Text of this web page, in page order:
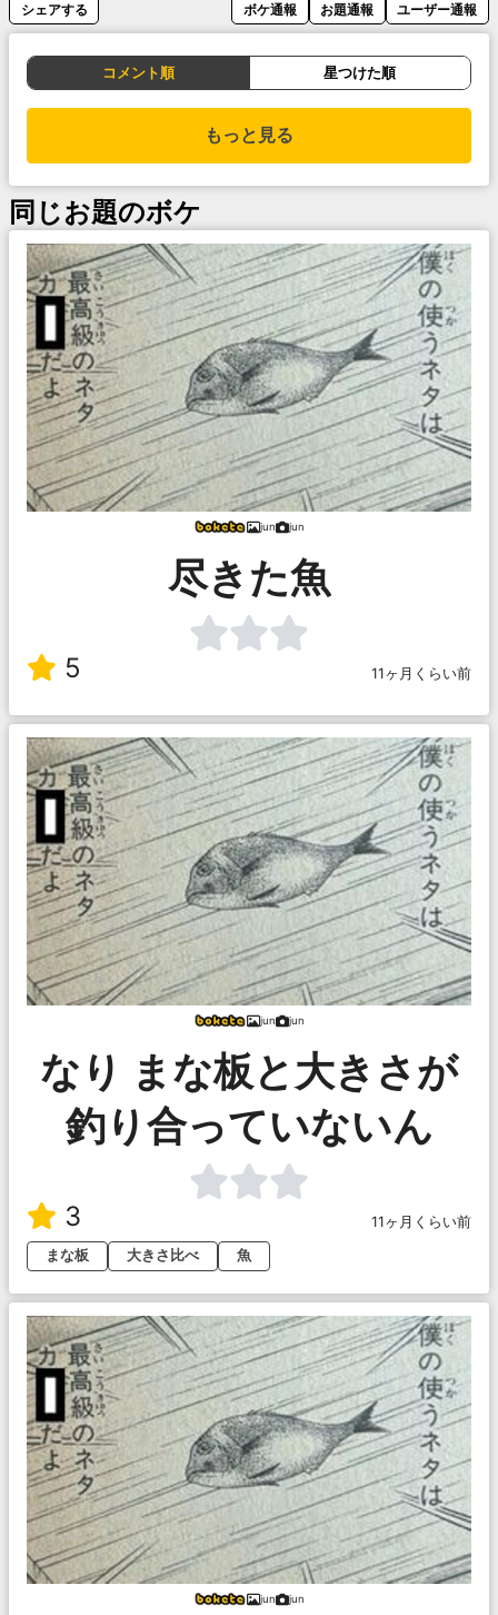
シェアする ボケ通報 お題通報 ユーザー通報
コメント順 星つけた順
もっと見る
同じお題のボケ
jun jun
尽きた魚
5 11ヶ月くらい前
jun jun
なり まな板と大きさが
釣り合っていないん
3
11ヶ月くらい前
まな板
大きさ比べ 魚
jun jun